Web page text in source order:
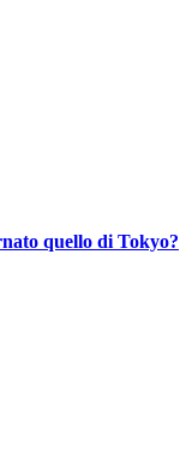
quello di Tokyo?